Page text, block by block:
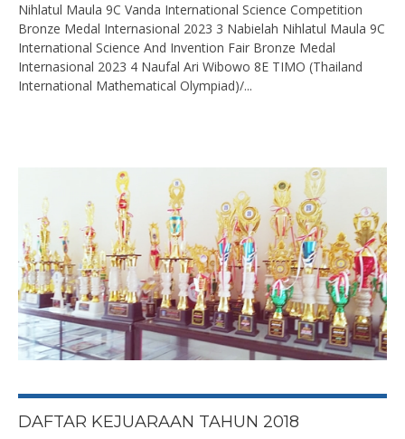
Nihlatul Maula 9C Vanda International Science Competition
Bronze Medal Internasional 2023 3 Nabielah Nihlatul Maula 9C
International Science And Invention Fair Bronze Medal
Internasional 2023 4 Naufal Ari Wibowo 8E TIMO (Thailand
International Mathematical Olympiad)/...
DAFTAR KEJUARAAN TAHUN 2018